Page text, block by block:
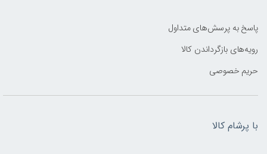
پاسخ به پرسش‌های متداول
رویه‌های بازگرداندن کالا
حریم خصوصی
با پرشام کالا